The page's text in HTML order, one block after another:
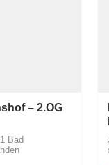
– 2.OG
1 Bad